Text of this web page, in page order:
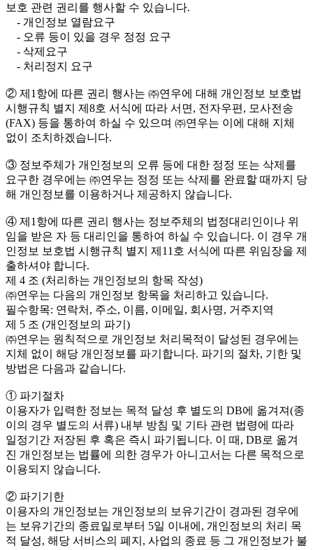
보호 관련 권리를 행사할 수 있습니다.
- 개인정보 열람요구
- 오류 등이 있을 경우 정정 요구
- 삭제요구
- 처리정지 요구
② 제1항에 따른 권리 행사는 ㈜연우에 대해 개인정보 보호법
시행규칙 별지 제8호 서식에 따라 서면, 전자우편, 모사전송
(FAX) 등을 통하여 하실 수 있으며 ㈜연우는 이에 대해 지체
없이 조치하겠습니다.
③ 정보주체가 개인정보의 오류 등에 대한 정정 또는 삭제를
요구한 경우에는 ㈜연우는 정정 또는 삭제를 완료할 때까지 당
해 개인정보를 이용하거나 제공하지 않습니다.
④ 제1항에 따른 권리 행사는 정보주체의 법정대리인이나 위
임을 받은 자 등 대리인을 통하여 하실 수 있습니다. 이 경우 개
인정보 보호법 시행규칙 별지 제11호 서식에 따른 위임장을 제
출하셔야 합니다.
제 4 조 (처리하는 개인정보의 항목 작성)
㈜연우는 다음의 개인정보 항목을 처리하고 있습니다.
필수항목: 연락처, 주소, 이름, 이메일, 회사명, 거주지역
제 5 조 (개인정보의 파기)
㈜연우는 원칙적으로 개인정보 처리목적이 달성된 경우에는
지체 없이 해당 개인정보를 파기합니다. 파기의 절차, 기한 및
방법은 다음과 같습니다.
① 파기절차
이용자가 입력한 정보는 목적 달성 후 별도의 DB에 옮겨져(종
이의 경우 별도의 서류) 내부 방침 및 기타 관련 법령에 따라
일정기간 저장된 후 혹은 즉시 파기됩니다. 이 때, DB로 옮겨
진 개인정보는 법률에 의한 경우가 아니고서는 다른 목적으로
이용되지 않습니다.
② 파기기한
이용자의 개인정보는 개인정보의 보유기간이 경과된 경우에
는 보유기간의 종료일로부터 5일 이내에, 개인정보의 처리 목
적 달성, 해당 서비스의 폐지, 사업의 종료 등 그 개인정보가 불